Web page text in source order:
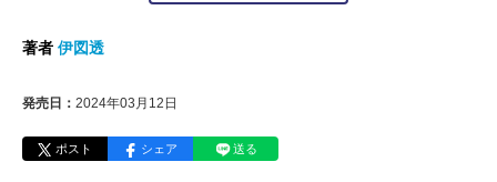
著者 伊図透
発売日： 2024年03月12日
ポスト シェア 送る